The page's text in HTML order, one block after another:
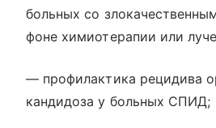
больных со
фоне химиотерапии или
— профилактика рецидива
кандидоза у больных СПИД;